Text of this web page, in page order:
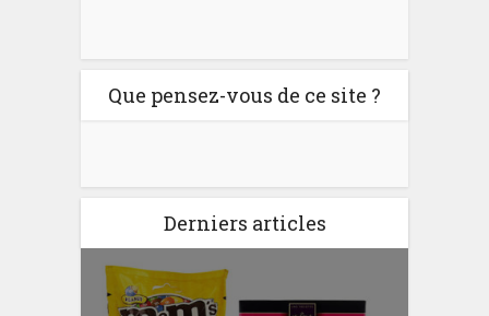
Que pensez-vous de ce site ?
Derniers articles